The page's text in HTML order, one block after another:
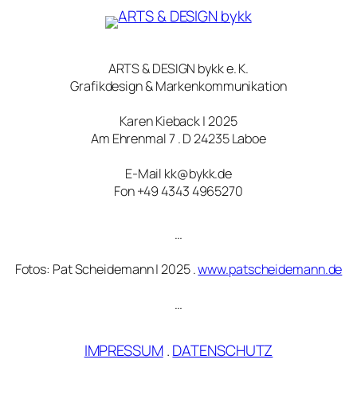
ARTS & DESIGN bykk e. K.
Grafikdesign & Markenkommunikation
Karen Kieback | 2025
Am Ehrenmal 7 . D 24235 Laboe
E-Mail kk@bykk.de
Fon +49 4343 4965270
…
Fotos: Pat Scheidemann | 2025 .www.patscheidemann.de
…
IMPRESSUM.DATENSCHUTZ